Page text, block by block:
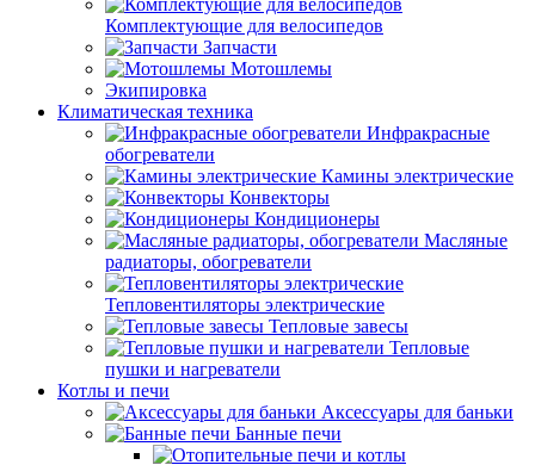
Комплектующие для велосипедов
Запчасти
Мотошлемы
Экипировка
Климатическая техника
Инфракрасные
обогреватели
Камины электрические
Конвекторы
Кондиционеры
Масляные
радиаторы, обогреватели
Тепловентиляторы электрические
Тепловые завесы
Тепловые
пушки и нагреватели
Котлы и печи
Аксессуары для баньки
Банные печи